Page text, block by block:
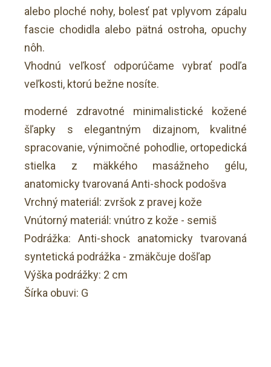
alebo ploché nohy, bolesť pat vplyvom zápalu
fascie chodidla alebo pätná ostroha, opuchy
nôh.
Vhodnú veľkosť odporúčame vybrať podľa
veľkosti, ktorú bežne nosíte.
moderné zdravotné minimalistické kožené
šľapky s elegantným dizajnom, kvalitné
spracovanie, výnimočné pohodlie, ortopedická
stielka z mäkkého masážneho gélu,
anatomicky tvarovaná Anti-shock podošva
Vrchný materiál: zvršok z pravej kože
Vnútorný materiál: vnútro z kože - semiš
Podrážka: Anti-shock anatomicky tvarovaná
syntetická podrážka - zmäkčuje došľap
Výška podrážky: 2 cm
Šírka obuvi: G